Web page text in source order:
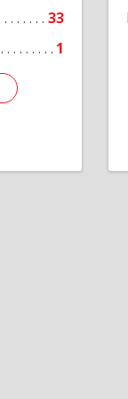
33
1